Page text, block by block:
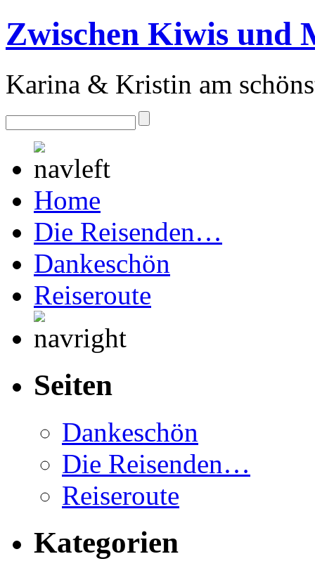
Zwischen Kiwis und
Karina & Kristin am
Home
Die Reisenden…
Dankeschön
Reiseroute
Seiten
Dankeschön
Die Reisenden…
Reiseroute
Kategorien